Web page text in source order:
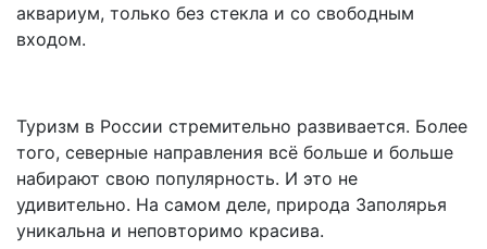
аквариум, только без стекла и со свободным
входом.
Туризм в России стремительно развивается. Более
того, северные направления всё больше и больше
набирают свою популярность. И это не
удивительно. На самом деле, природа Заполярья
уникальна и неповторимо красива.